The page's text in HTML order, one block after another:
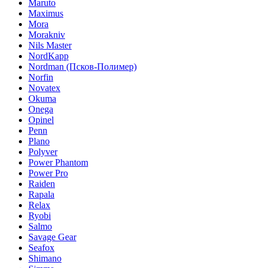
Maruto
Maximus
Mora
Morakniv
Nils Master
NordKapp
Nordman (Псков-Полимер)
Norfin
Novatex
Okuma
Onega
Opinel
Penn
Plano
Polyver
Power Phantom
Power Pro
Raiden
Rapala
Relax
Ryobi
Salmo
Savage Gear
Seafox
Shimano